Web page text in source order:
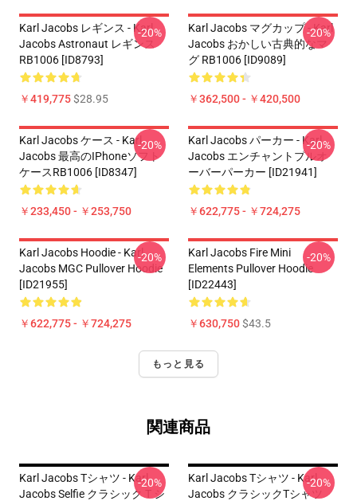
Karl Jacobs レギンス - Karl
Jacobs Astronaut レギンス
RB1006 [ID8793]
￥419,775$28.95
-20%
Karl Jacobs マグカップ - Karl
Jacobs おかしい古典的なマ
グ RB1006 [ID9089]
￥362,500 - ￥420,500
-20%
Karl Jacobs ケース - Karl
Jacobs 最高のiPhoneソフト
ケースRB1006 [ID8347]
￥233,450 - ￥253,750
-20%
Karl Jacobs パーカー - Karl
Jacobs エンチャントプルオ
ーバーパーカー [ID21941]
￥622,775 - ￥724,275
-20%
Karl Jacobs Hoodie - Karl
Jacobs MGC Pullover Hoodie
[ID21955]
￥622,775 - ￥724,275
-20%
Karl Jacobs Fire Mini
Elements Pullover Hoodie
[ID22443]
￥630,750$43.5
-20%
もっと見る
関連商品
Karl Jacobs Tシャツ - Karl
Jacobs Selfie クラシック T シ
-20%
Karl Jacobs Tシャツ - Karl
Jacobs クラシックTシャツ
-20%